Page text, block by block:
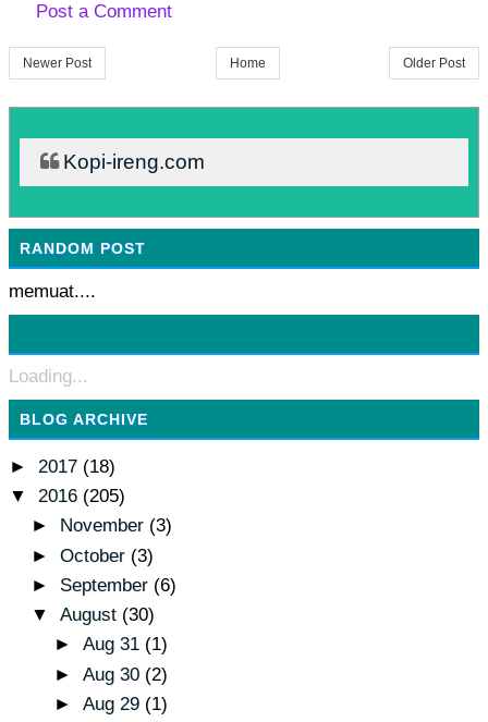
Post a Comment
Newer Post Older Post
Home
Kopi-ireng.com
RANDOM POST
memuat....
Loading...
BLOG ARCHIVE
► 2017 (18)
▼ 2016 (205)
► November (3)
►October (3)
► September (6)
▼August (30)
► Aug 31 (1)
► Aug 30 (2)
► Aug 29 (1)